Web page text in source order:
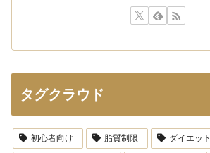
タグクラウド
初心者向け 脂質制限 ダイエット